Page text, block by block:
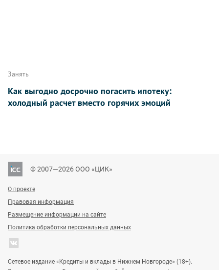
Занять
Как выгодно досрочно погасить ипотеку:
холодный расчет вместо горячих эмоций
© 2007—2026 ООО «ЦИК»
О проекте
Правовая информация
Размещение информации на сайте
Политика обработки персональных данных
Сетевое издание «Кредиты и вклады в Нижнем Новгороде» (18+).